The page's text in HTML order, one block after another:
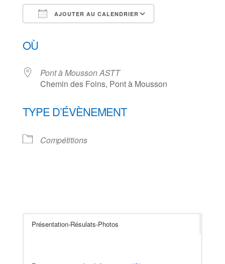
AJOUTER AU CALENDRIER
OÙ
Pont à Mousson ASTT
Chemin des Foins, Pont à Mousson
TYPE D’ÉVÈNEMENT
Compétitions
Présentation-Résulats-Photos